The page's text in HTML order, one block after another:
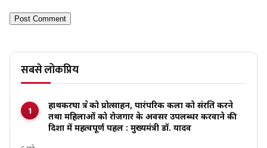
सबसे लोकप्रिय
हाथकरघा क्षेत्र को प्रोत्साहन, पारंपरिक कला को संरक्षित करने
तथा महिलाओं को रोजगार के अवसर उपलब्धर करवाने की
दिशा में महत्वपूर्ण पहल : मुख्यमंत्री डॉ. यादव